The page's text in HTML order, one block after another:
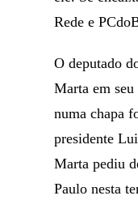
Rede e
O deputado
Marta em
numa chapa
presidente
Marta pediu
Paulo nesta